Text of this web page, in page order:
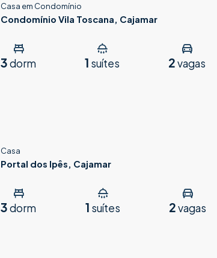
Casa em Condomínio
Condomínio Vila Toscana, Cajamar
3 dorm 1 suítes 2vagas
Casa
Portal dos Ipês, Cajamar
3 dorm 1 suítes 2 vagas